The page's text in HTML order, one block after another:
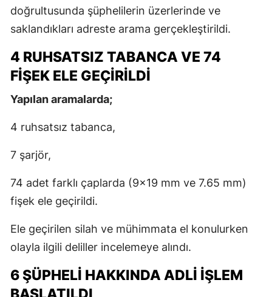
doğrultusunda şüphelilerin üzerlerinde ve
saklandıkları adreste arama gerçekleştirildi.
4 RUHSATSIZ TABANCA VE 74
FİŞEK ELE GEÇİRİLDİ
Yapılan aramalarda;
4 ruhsatsız tabanca,
7 şarjör,
74 adet farklı çaplarda (9x19 mm ve 7.65 mm)
fişek ele geçirildi.
Ele geçirilen silah ve mühimmata el konulurken
olayla ilgili deliller incelemeye alındı.
6 ŞÜPHELİ HAKKINDA ADLİ İŞLEM